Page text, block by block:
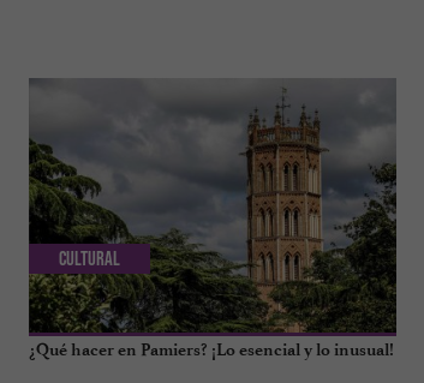
¿Qué hacer en Pamiers? ¡Lo esencial y lo inusual!
Cultural